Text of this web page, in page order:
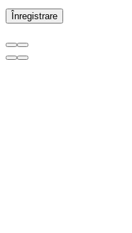
Înregistrare